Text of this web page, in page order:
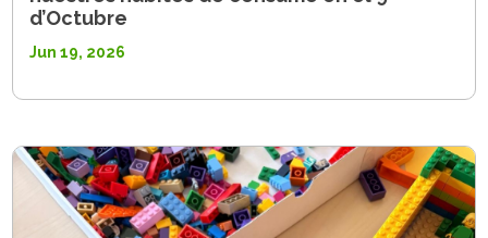
d’Octubre
Jun 19, 2026